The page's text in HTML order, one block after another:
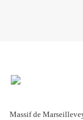
Massif de